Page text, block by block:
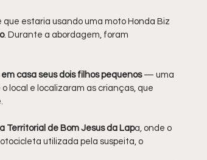
que estaria usando uma moto Honda Biz
. Durante a abordagem, foram
casa seus dois filhos pequenos — uma
local e localizaram as crianças, que
Territorial de Bom Jesus da Lapa, onde o
utilizada pela suspeita, o